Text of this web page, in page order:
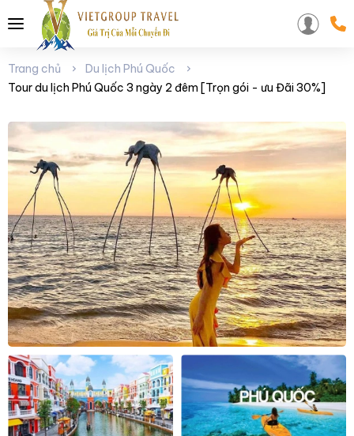
Trang chủ
Du lịch Phú Quốc
Tour du lịch Phú Quốc 3 ngày 2 đêm [Trọn gói - ưu Đãi 30%]